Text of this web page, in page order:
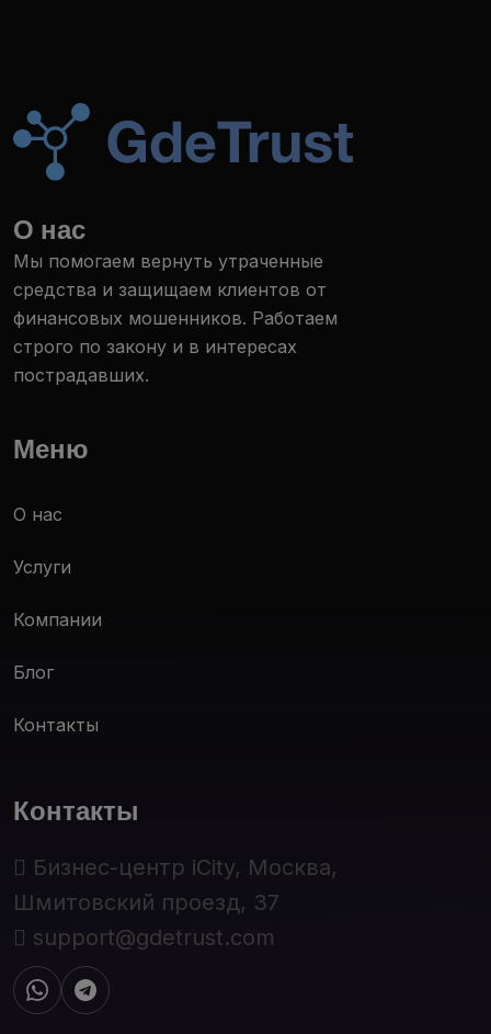
О нас
Мы помогаем вернуть утраченные
средства и защищаем клиентов от
финансовых мошенников. Работаем
строго по закону и в интересах
пострадавших.
Меню
О нас
Услуги
Компании
Блог
Контакты
Контакты
Бизнес-центр iCity, Москва,
Шмитовский проезд, 37
support@gdetrust.com